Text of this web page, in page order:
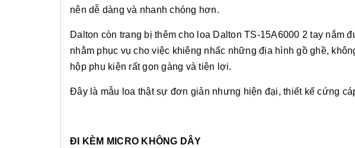
nên dễ dàng và nhanh chóng hơn.
Dalton còn trang bị thêm cho loa Dalton TS-15A6000 2 tay nắm
nhằm phục vụ cho việc khiêng nhấc những địa hình gồ ghề,
hộp phụ kiện rất gọn gàng và tiện lợi.
Đây là mẫu loa thật sự đơn giản nhưng hiện đại, thiết kế cứng
ĐI KÈM MICRO KHÔNG DÂY